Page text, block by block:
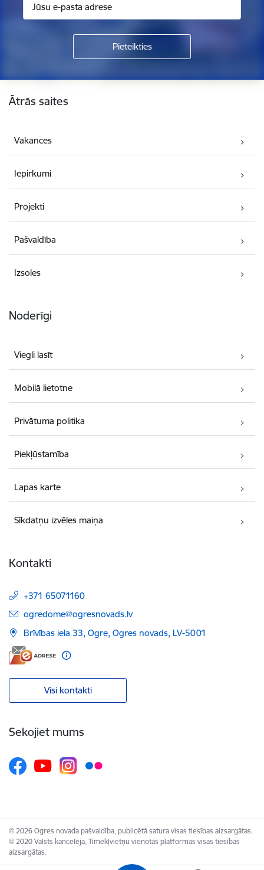
Ātrās saites
Vakances
Iepirkumi
Projekti
Pašvaldība
Izsoles
Noderīgi
Viegli lasīt
Mobilā lietotne
Privātuma politika
Piekļūstamība
Lapas karte
Sīkdatņu izvēles maiņa
Kontakti
+371 65071160
E-pasts:
ogredome@ogresnovads.lv
Brīvības iela 33, Ogre, Ogres novads, LV-5001
Visi kontakti
Sekojiet mums
© 2026 Ogres novada pašvaldība, publicētā satura visas tiesības aizsargātas.
© 2020 Valsts kanceleja, Tīmekļvietņu vienotās platformas visas tiesības
aizsargātas.